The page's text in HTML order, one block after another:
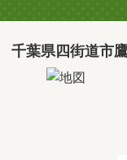
千葉県四街道市